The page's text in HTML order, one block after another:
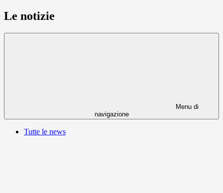
Le notizie
Menu di
navigazione
Tutte le news